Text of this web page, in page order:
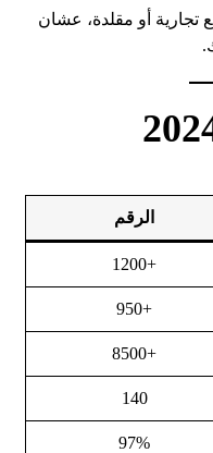
أو مقلدة، عشان
الرقم
+1200
+950
+8500
140
97%